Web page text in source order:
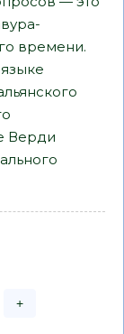
времени.
Верди
+